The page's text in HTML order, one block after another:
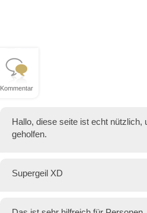
Kommentar
Hallo, diese seite ist echt nützlich,
geholfen.
Supergeil XD